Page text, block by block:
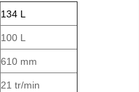
134 L
100 L
610 mm
21 tr/min